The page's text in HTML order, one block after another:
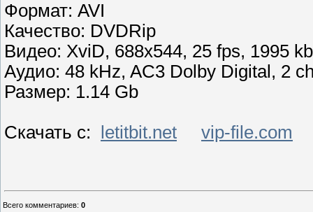
Формат: AVI
Качество: DVDRip
Видео: XviD, 688x544, 25 fps, 1995
Аудио: 48 kHz, AC3 Dolby Digital, 2
Размер: 1.14 Gb
Скачать с: letitbit.net vip-file.com
Всего комментариев: 0